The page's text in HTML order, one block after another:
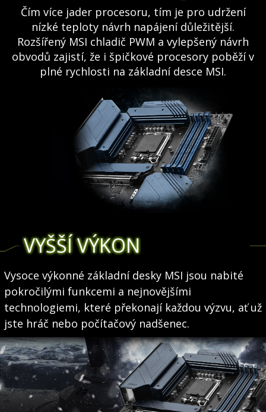
Čím více jader procesoru, tím je pro udržení
nízké teploty návrh napájení důležitější.
Rozšířený MSI chladič PWM a vylepšený návrh
obvodů zajistí, že i špičkové procesory poběží v
plné rychlosti na základní desce MSI.
VYŠŠÍ VÝKON
Vysoce výkonné základní desky MSI jsou nabité
pokročilými funkcemi a nejnovějšími
technologiemi, které překonají každou výzvu, ať už
jste hráč nebo počítačový nadšenec.